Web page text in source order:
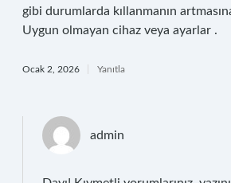
gibi durumlarda kıllanmanın
Uygun olmayan cihaz veya ayarlar .
Ocak 2, 2026 Yanıtla
admin